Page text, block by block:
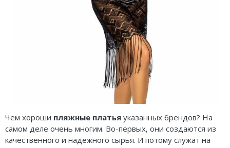
Чем хороши пляжные платья указанных брендов? На
самом деле очень многим. Во-первых, они создаются из
качественного и надежного сырья. И потому служат на